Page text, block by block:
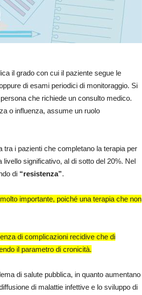
il grado con cui il paziente segue le
di esami periodici di monitoraggio. Si
che richiede un consulto medico.
o influenza, assume un ruolo
i pazienti che completano la terapia per
livello significativo, al di sotto del 20%. Nel
di “resistenza”.
importante, poiché una terapia che non
di complicazioni recidive che di
il parametro di cronicità.
di salute pubblica, in quanto aumentano
di malattie infettive e lo sviluppo di